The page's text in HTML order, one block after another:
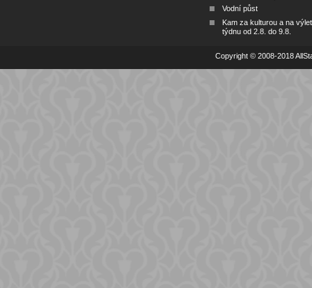
Vodní půst
Kam za kulturou a na
týdnu od 2.8. do 9.8.
Copyright © 2008-2018